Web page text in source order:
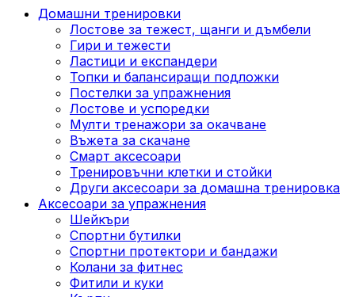
Домашни тренировки
Лостове за тежест, щанги и дъмбели
Гири и тежести
Ластици и експандери
Топки и балансиращи подложки
Постелки за упражнения
Лостове и успоредки
Мулти тренажори за окачване
Въжета за скачане
Смарт аксесоари
Тренировъчни клетки и стойки
Други аксесоари за домашна тренировка
Аксесоари за упражнения
Шейкъри
Спортни бутилки
Спортни протектори и бандажи
Колани за фитнес
Фитили и куки